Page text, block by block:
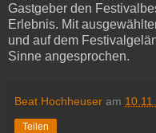
Gastgeber den
Erlebnis. Mit
und auf dem
Sinne angesprochen.
Beat Hochheuser am
Teilen